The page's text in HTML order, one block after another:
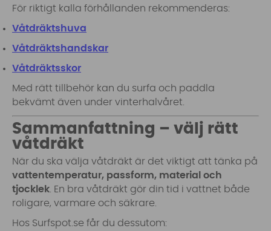
För riktigt kalla förhållanden rekommenderas:
Våtdräktshuva
Våtdräktshandskar
Våtdräktsskor
Med rätt tillbehör kan du surfa och paddla
bekvämt även under vinterhalvåret.
Sammanfattning – välj rätt
våtdräkt
När du ska välja våtdräkt är det viktigt att tänka på
vattentemperatur, passform, material och
tjocklek . En bra våtdräkt gör din tid i vattnet både
roligare, varmare och säkrare.
Hos Surfspot.se får du dessutom: